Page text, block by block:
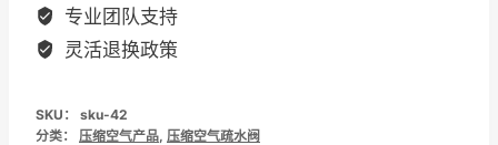
专业团队支持
灵活退换政策
SKU： sku-42
分类： 压缩空气产品, 压缩空气疏水阀